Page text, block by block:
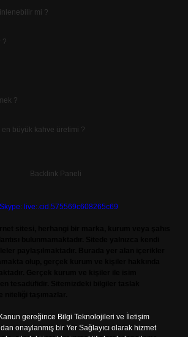
mi ?
?
?
en büyük kahve üretimi ?
Skype: live:.cid.575569c608265c69
gereğince Bilgi Teknolojileri ve İletişim
onaylanmış bir Yer Sağlayıcı olarak hizmet